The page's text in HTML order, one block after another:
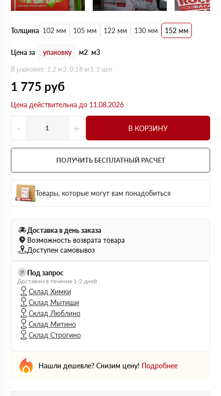
Толщина 102 мм 105 мм 122 мм 130 мм 152 мм
Цена за упаковку м2 м3
В упаковке: 1.2 м2, 0.18 м3, 1 шт
1 775 руб
Цена действительна до 11.08.2026
- + В КОРЗИНУ
ПОЛУЧИТЬ БЕСПЛАТНЫЙ РАСЧЕТ
Товары, которые могут вам понадобиться
Доставка в день заказа
Возможность возврата товара
Доступен самовывоз
Под запрос
Доставим в течение 1-2 дней
Склад Химки
Склад Мытищи
Склад Люблино
Склад Митино
Склад Строгино
Нашли дешевле? Снизим цену! Подробнее